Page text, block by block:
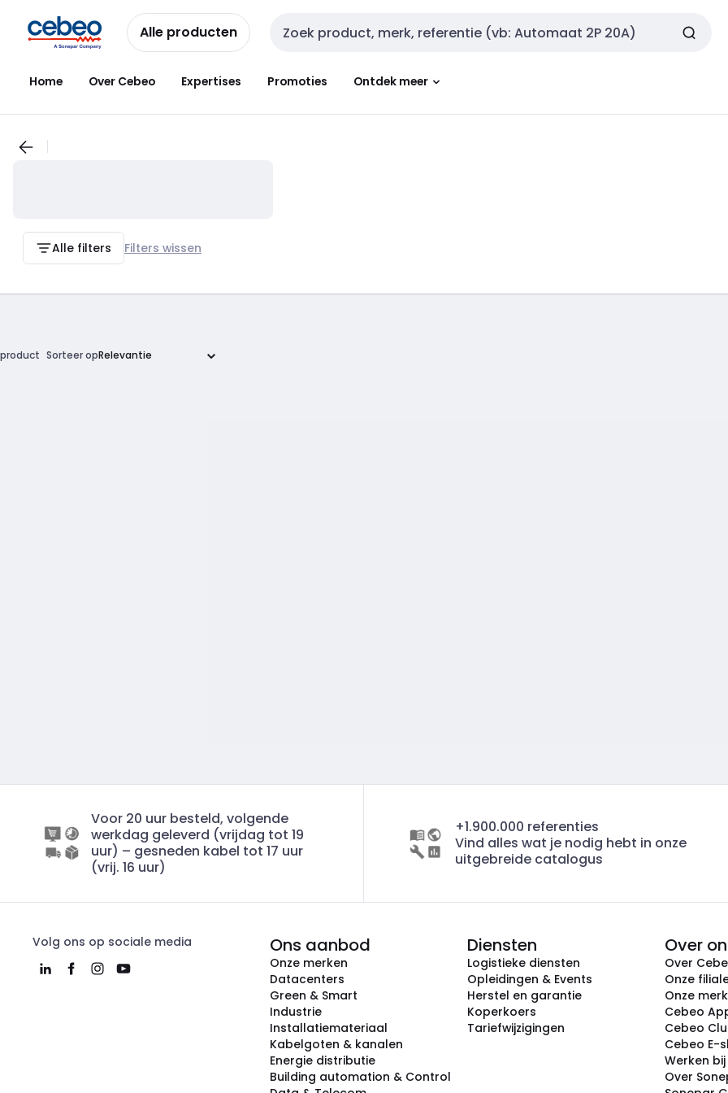
naar
navigatie
naar
inhoud
Alle producten Zoekveld invoer
Home Over Cebeo Expertises Promoties Ontdek meer
Alle filters Filters wissen
product Sorteer op
Voor 20 uur besteld, volgende
werkdag geleverd (vrijdag tot 19
uur) – gesneden kabel tot 17 uur
(vrij. 16 uur)
+1.900.000 referenties
Vind alles wat je nodig hebt in onze
uitgebreide catalogus
Volg ons op sociale media Ons aanbod
Onze merken
Datacenters
Green & Smart
Industrie
Installatiemateriaal
Kabelgoten & kanalen
Energie distributie
Building automation & Control
Diensten
Logistieke diensten
Opleidingen & Events
Herstel en garantie
Koperkoers
Tariefwijzigingen
Over
Over
Onze
Onze
Cebeo
Cebeo
Cebeo E-
Werken
Over